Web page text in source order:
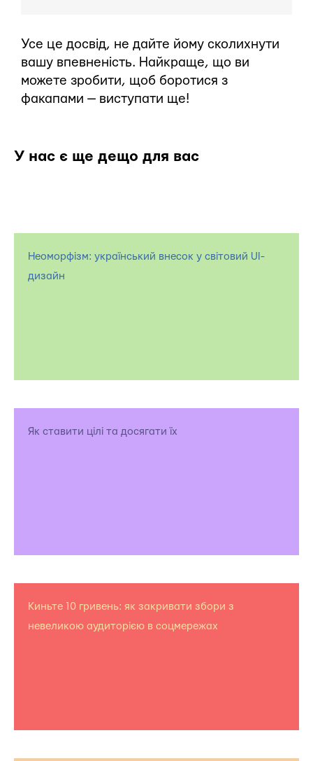
Усе це досвід, не дайте йому сколихнути
вашу впевненість. Найкраще, що ви
можете зробити, щоб боротися з
факапами — виступати ще!
У нас є ще дещо для вас
Неоморфізм: український внесок у світовий UI-
дизайн
Як ставити цілі та досягати їх
Киньте 10 гривень: як закривати збори з
невеликою аудиторією в соцмережах